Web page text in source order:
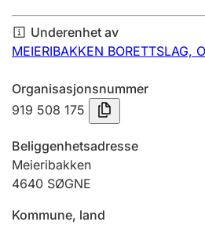
Årsregnskap
Innsending og
Tinglysing
Jeger
Betaling og jegeravgiftskort
Underenhet av
MEIERIBAKKEN BORETTSLAG,
Organisasjonsnummer
919 508 175
Beliggenhetsadresse
Meieribakken
4640 SØGNE
Kommune, land